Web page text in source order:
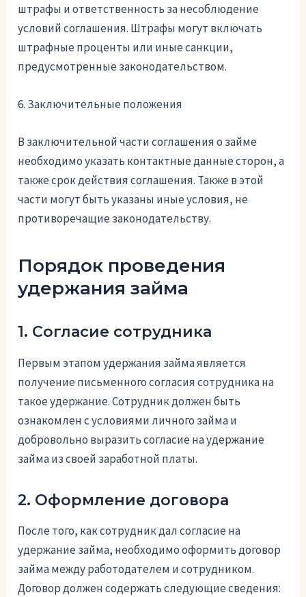
штрафы и ответственность за несоблюдение
условий соглашения. Штрафы могут включать
штрафные проценты или иные санкции,
предусмотренные законодательством.
6. Заключительные положения
В заключительной части соглашения о займе
необходимо указать контактные данные сторон, а
также срок действия соглашения. Также в этой
части могут быть указаны иные условия, не
противоречащие законодательству.
Порядок проведения
удержания займа
1. Согласие сотрудника
Первым этапом удержания займа является
получение письменного согласия сотрудника на
такое удержание. Сотрудник должен быть
ознакомлен с условиями личного займа и
добровольно выразить согласие на удержание
займа из своей заработной платы.
2. Оформление договора
После того, как сотрудник дал согласие на
удержание займа, необходимо оформить договор
займа между работодателем и сотрудником.
Договор должен содержать следующие сведения: